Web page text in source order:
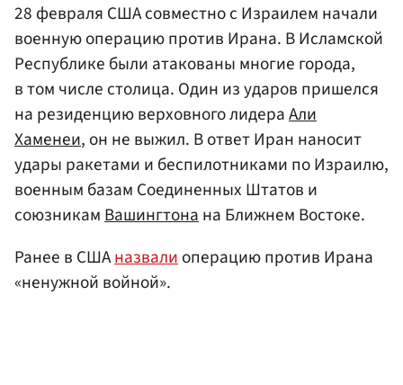
28 февраля США совместно с Израилем начали
военную операцию против Ирана. В Исламской
Республике были атакованы многие города,
в том числе столица. Один из ударов пришелся
на резиденцию верховного лидераАли
Хаменеи, он не выжил. В ответ Иран наносит
удары ракетами и беспилотниками по Израилю,
военным базам Соединенных Штатов и
союзникамВашингтонана Ближнем Востоке.
Ранее в СШАназвалиоперацию против Ирана
«ненужной войной».